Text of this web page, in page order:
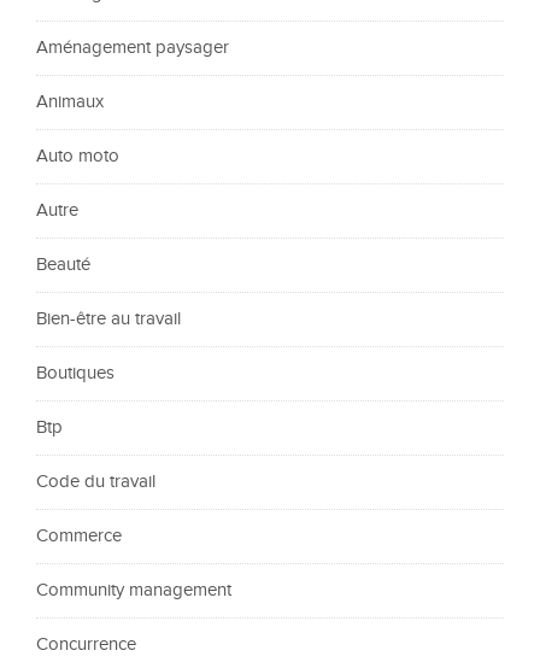
Aménagement paysager
Animaux
Auto moto
Autre
Beauté
Bien-être au travail
Boutiques
Btp
Code du travail
Commerce
Community management
Concurrence